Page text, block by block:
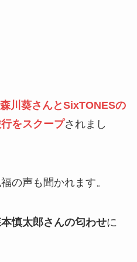
川葵さんとSixTONESの
をスクープされまし
の声も聞かれます。
慎太郎さんの匂わせに